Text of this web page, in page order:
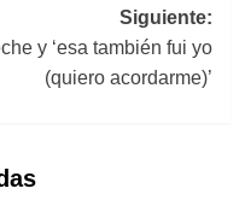
Siguiente:
y ‘esa también fui yo
(quiero acordarme)’